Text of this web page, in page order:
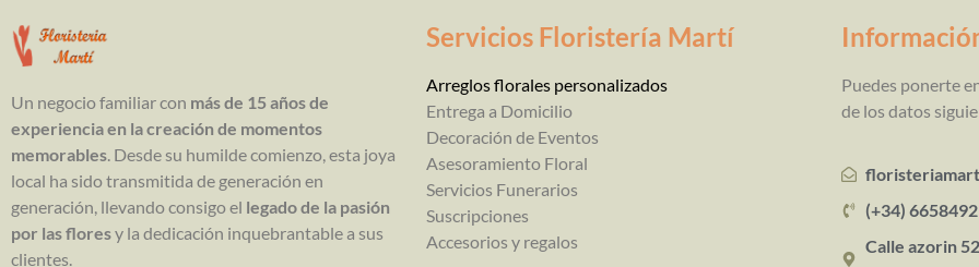
Un negocio familiar con más de 15 años de
experiencia en la creación de momentos
memorables. Desde su humilde comienzo, esta joya
local ha sido transmitida de generación en
generación, llevando consigo el legado de la pasión
por las floresy la dedicación inquebrantable a sus
clientes.
Servicios Floristería Martí
Arreglos florales personalizados
Entrega a Domicilio
Decoración de Eventos
Asesoramiento Floral
Servicios Funerarios
Suscripciones
Accesorios y regalos
Puedes ponerte
de los datos
(+34)
Calle azorin